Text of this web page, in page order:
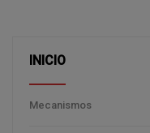
INICIO
Mecanismos